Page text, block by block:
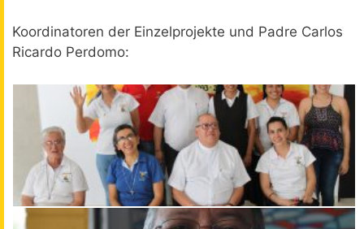
Koordinatoren der Einzelprojekte und Padre Carlos
Ricardo Perdomo: